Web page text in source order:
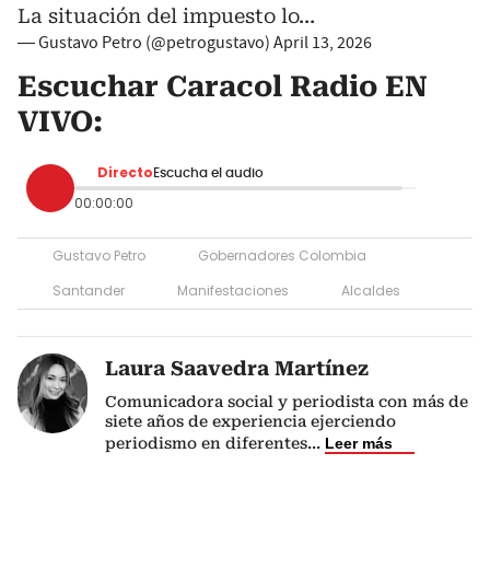
La situación del impuesto lo…
— Gustavo Petro (@petrogustavo) April 13, 2026
Escuchar Caracol Radio EN
VIVO:
Directo Escucha el audio
00:00:00
Gustavo Petro
Gobernadores Colombia
Santander
Manifestaciones Alcaldes
Laura Saavedra Martínez
Comunicadora social y periodista con más de
siete años de experiencia ejerciendo
periodismo en diferentes... Leer más